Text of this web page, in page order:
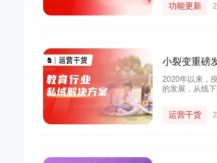
功能更新
小裂变重磅
2020年以来，
的发展，从线
运营干货
以“京豆”作为活动奖品，吸引客户转发
企业微信+视频号打造公私域联动，